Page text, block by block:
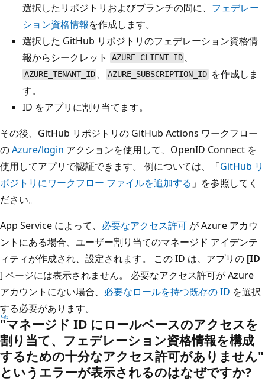
選択したリポジトリおよびブランチの間に、 フェデレー
ション資格情報を作成します。
選択した GitHub リポジトリのフェデレーション資格情
報からシークレット
AZURE_CLIENT_ID 、
AZURE_TENANT_ID 、 AZURE_SUBSCRIPTION_ID を作成しま
す。
ID をアプリに割り当てます。
その後、GitHub リポジトリの GitHub Actions ワークフロー
のAzure/login アクションを使用して、OpenID Connect を
使用してアプリで認証できます。 例については、「GitHub リ
ポジトリにワークフロー ファイルを追加する 」を参照してく
ださい。
App Service によって、 必要なアクセス許可 が Azure アカウ
ントにある場合、ユーザー割り当てのマネージド アイデンテ
ィティが作成され、設定されます。 この ID は、アプリの [ID
] ページには表示されません。 必要なアクセス許可が Azure
アカウントにない場合、 必要なロールを持つ既存の ID を選択
する必要があります。
"マネージド ID にロールベースのアクセスを
割り当て、フェデレーション資格情報を構成
するための十分なアクセス許可がありません"
というエラーが表示されるのはなぜですか?